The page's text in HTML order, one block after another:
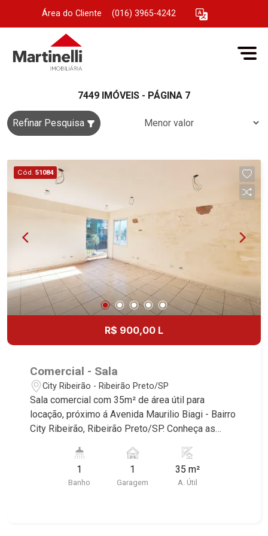
Área do Cliente (016) 3965-4242
7449 IMÓVEIS - PÁGINA 7
Refinar Pesquisa
Cód. 51084
R$ 900,00 L
Comercial - Sala
City Ribeirão - Ribeirão Preto/SP
Sala comercial com 35m² de área útil para
locação, próximo á Avenida Maurilio Biagi - Bairro
City Ribeirão, Ribeirão Preto/SP. Conheça as
Imobiliária selecionou para você: - 35m² de área
útil - Sala ampla - WC - 1 vaga Martinelli
Imobiliária - excelência absoluta no mercado
1
Banho
1
Garagem
35 m²
A. Útil